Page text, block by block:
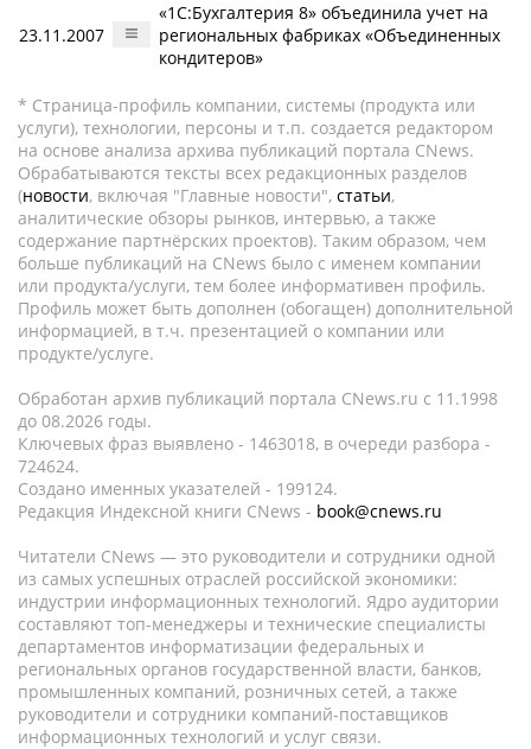
23.11.2007
«1С:Бухгалтерия 8» объединила учет на
региональных фабриках «Объединенных
кондитеров»
* Страница-профиль компании, системы (продукта или
услуги), технологии, персоны и т.п. создается редактором
на основе анализа архива публикаций портала CNews.
Обрабатываются тексты всех редакционных разделов
(новости, включая "Главные новости", статьи,
аналитические обзоры рынков, интервью, а также
содержание партнёрских проектов). Таким образом, чем
больше публикаций на CNews было с именем компании
или продукта/услуги, тем более информативен профиль.
Профиль может быть дополнен (обогащен) дополнительной
информацией, в т.ч. презентацией о компании или
продукте/услуге.
Обработан архив публикаций портала CNews.ru c 11.1998
до 08.2026 годы.
Ключевых фраз выявлено - 1463018, в очереди разбора -
724624.
Создано именных указателей - 199124.
Редакция Индексной книги CNews - book@cnews.ru
Читатели CNews — это руководители и сотрудники одной
из самых успешных отраслей российской экономики:
индустрии информационных технологий. Ядро аудитории
составляют топ-менеджеры и технические специалисты
департаментов информатизации федеральных и
региональных органов государственной власти, банков,
промышленных компаний, розничных сетей, а также
руководители и сотрудники компаний-поставщиков
информационных технологий и услуг связи.